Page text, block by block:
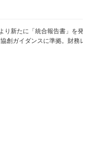
新たに「統合報告書」を発
創ガイダンスに準拠。財務レ